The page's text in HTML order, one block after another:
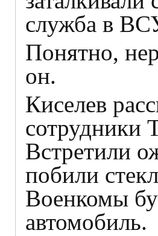
служба в
Понятно,
он.
Киселев
сотрудники
Встретили
побили
Военкомы
автомобиль.